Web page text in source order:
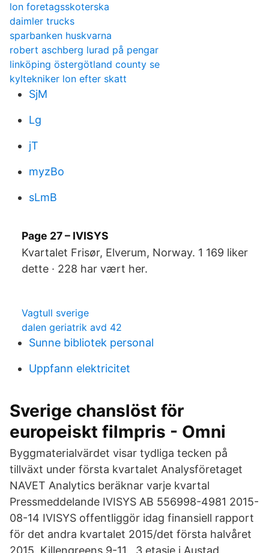
lon foretagsskoterska
daimler trucks
sparbanken huskvarna
robert aschberg lurad på pengar
linköping östergötland county se
kyltekniker lon efter skatt
SjM
Lg
jT
myzBo
sLmB
Page 27 – IVISYS
Kvartalet Frisør, Elverum, Norway. 1 169 liker
dette · 228 har vært her.
Vagtull sverige
dalen geriatrik avd 42
Sunne bibliotek personal
Uppfann elektricitet
Sverige chanslöst för
europeiskt filmpris - Omni
Byggmaterialvärdet visar tydliga tecken på
tillväxt under första kvartalet Analysföretaget
NAVET Analytics beräknar varje kvartal
Pressmeddelande IVISYS AB 556998-4981 2015-
08-14 IVISYS offentliggör idag finansiell rapport
för det andra kvartalet 2015/det första halvåret
2015 Killengreens 9-11 , 3 etasje i Austad